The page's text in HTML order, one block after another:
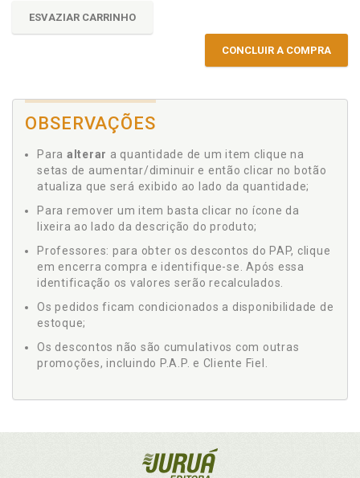
ESVAZIAR CARRINHO
CONCLUIR A COMPRA
OBSERVAÇÕES
Para alterar a quantidade de um item clique na
setas de aumentar/diminuir e então clicar no botão
atualiza que será exibido ao lado da quantidade;
Para remover um item basta clicar no ícone da
lixeira ao lado da descrição do produto;
Professores: para obter os descontos do PAP, clique
em encerra compra e identifique-se. Após essa
identificação os valores serão recalculados.
Os pedidos ficam condicionados a disponibilidade de
estoque;
Os descontos não são cumulativos com outras
promoções, incluindo P.A.P. e Cliente Fiel.